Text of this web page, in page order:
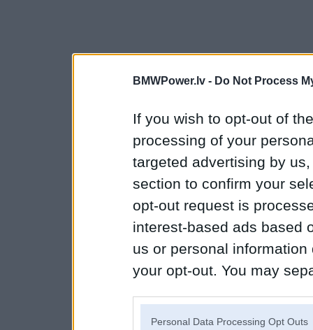
BMWPower.lv - Do Not Process
If you wish to opt-out of
processing of your
targeted advertising by
section to confirm your
opt-out request is
interest-based ads based
us or personal
your opt-out. You may
Personal Data Processing Opt Outs